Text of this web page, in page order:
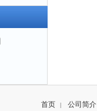
首页 | 公司简介